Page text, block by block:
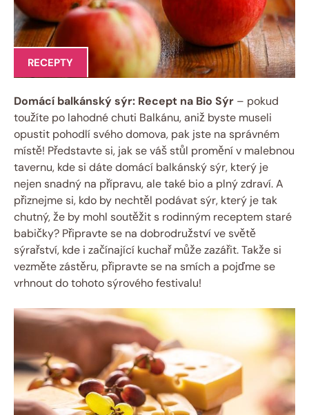
RECEPTY
Domácí balkánský sýr: Recept na Bio Sýr – pokud
toužíte po lahodné chuti Balkánu, aniž byste museli
opustit pohodlí svého domova, pak jste na správném
místě! Představte si, jak se váš stůl promění v malebnou
tavernu, kde si dáte domácí balkánský sýr, který je
nejen snadný na přípravu, ale také bio a plný zdraví. A
přiznejme si, kdo by nechtěl podávat sýr, který je tak
chutný, že by mohl soutěžit s rodinným receptem staré
babičky? Připravte se na dobrodružství ve světě
sýrařství, kde i začínající kuchař může zazářit. Takže si
vezměte zástěru, připravte se na smích a pojďme se
vrhnout do tohoto sýrového festivalu!